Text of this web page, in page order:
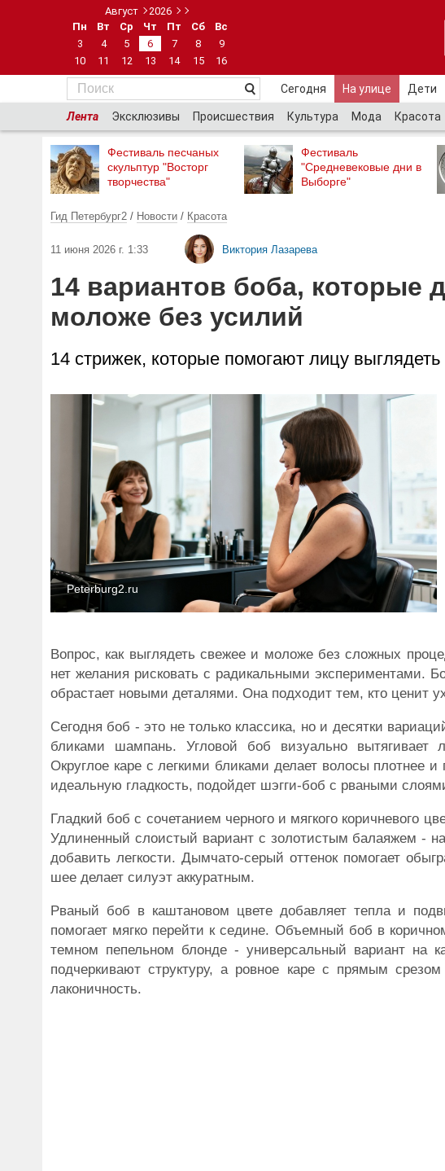
Август
2026
Пн
Вт Ср Чт Пт Сб
Вс
3
4 5 6 7 8
9
10
11 12 13 14 15 16
Сегодня На улице Дети
Лента Эксклюзивы Происшествия Культура Мода Красота
Фестиваль песчаных
скульптур "Восторг
творчества"
Фестиваль
"Средневековые дни в
Выборге"
Гид Петербург2 / Новости / Красота
11 июня 2026 г. 1:33 Виктория Лазарева
14 вариантов боба, которые
моложе без усилий
14 стрижек, которые помогают лицу
Peterburg2.ru
Вопрос, как выглядеть свежее и моложе без сложных
нет желания рисковать с радикальными экспериментами.
обрастает новыми деталями. Она подходит тем, кто ценит
Сегодня боб - это не только классика, но и десятки
бликами шампань. Угловой боб визуально вытягивает
Округлое каре с легкими бликами делает волосы плотнее
идеальную гладкость, подойдет шэгги-боб с рваными
Гладкий боб с сочетанием черного и мягкого коричневого
Удлиненный слоистый вариант с золотистым балаяжем -
добавить легкости. Дымчато-серый оттенок помогает
шее делает силуэт аккуратным.
Рваный боб в каштановом цвете добавляет тепла и
помогает мягко перейти к седине. Объемный боб в
темном пепельном блонде - универсальный вариант на
подчеркивают структуру, а ровное каре с прямым
лаконичность.